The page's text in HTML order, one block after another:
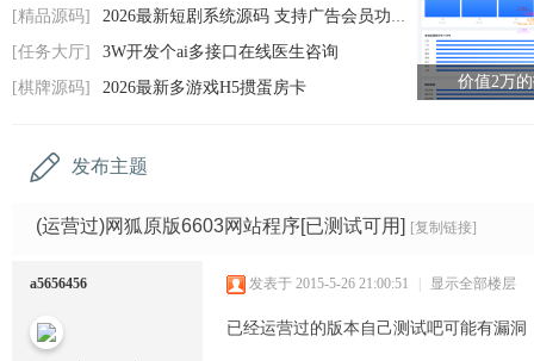
码
网
[精品源码]
2026最新短剧系统源码 支持广告会员功能齐
[任务大厅]
3W开发个ai多接口在线医生咨询
[棋牌源码]
2026最新多游戏H5掼蛋房卡 价值2万
发布主题
(运营过)网狐原版6603网站程序[已测试可用] [复制链接]
a5656456 发表于 2015-5-26 21:00:51 | 显示全部楼层
已经运营过的版本自己测试吧可能有漏洞